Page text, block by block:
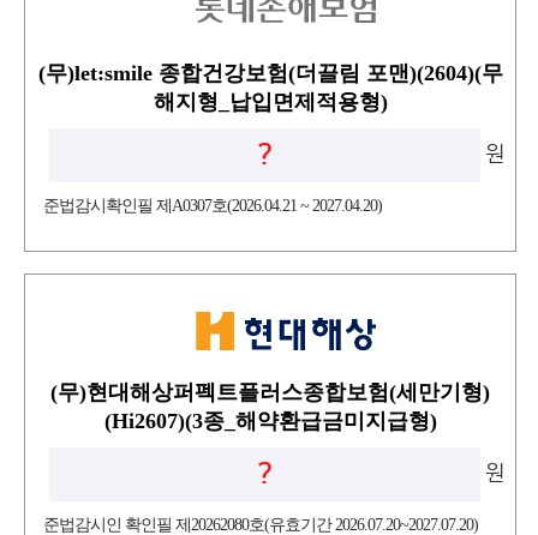
(무)let:smile 종합건강보험(더끌림 포맨)(2604)(무
해지형_납입면제적용형)
? 원
준법감시확인필 제A0307호(2026.04.21 ~ 2027.04.20)
(무)현대해상퍼펙트플러스종합보험(세만기형)
(Hi2607)(3종_해약환급금미지급형)
? 원
준법감시인 확인필 제20262080호(유효기간 2026.07.20~2027.07.20)